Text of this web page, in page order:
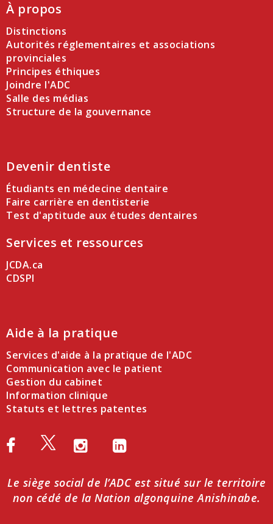
À propos
Distinctions
Autorités réglementaires et associations
provinciales
Principes éthiques
Joindre l'ADC
Salle des médias
Structure de la gouvernance
Devenir dentiste
Étudiants en médecine dentaire
Faire carrière en dentisterie
Test d'aptitude aux études dentaires
Services et ressources
JCDA.ca
CDSPI
Aide à la pratique
Services d'aide à la pratique de l'ADC
Communication avec le patient
Gestion du cabinet
Information clinique
Statuts et lettres patentes
Le siège social de l’ADC est situé sur le territoire
non cédé de la Nation algonquine Anishinabe.